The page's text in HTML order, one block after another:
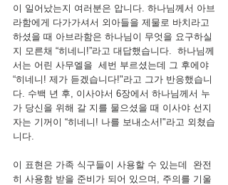
이 일어났는지 여러분은 압니다. 하나님께서 아브
라함에게 다가가셔서 외아들을 제물로 바치라고
하셨을 때 아브라함은 하나님이 무엇을 요구하실
지 모른채 “히네니!”라고 대답했습니다.  하나님께
서는 어린 사무엘을  세번 부르셨는데 그 후에야
“히네니! 제가 듣겠습니다!"라고 그가 반응했습니
다. 수백 년 후, 이사야서 6장에서 하나님께서 누
가 당신을 위해 갈 지를 물으셨을 때 이사야 선지
자는 기꺼이 “히네니! 나를 보내소서!"라고 외쳤습
니다.
이 표현은 가족 식구들이 사용할 수 있는데  완전
히 사용함 받을 준비가 되어 있으며, 주의를 기울